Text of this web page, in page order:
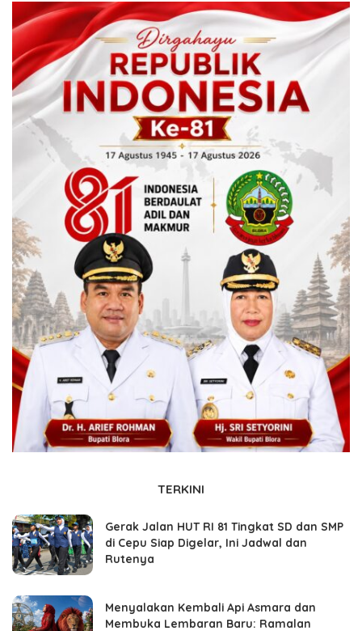
TERKINI
Gerak Jalan HUT RI 81 Tingkat SD dan SMP
di Cepu Siap Digelar, Ini Jadwal dan
Rutenya
Menyalakan Kembali Api Asmara dan
Membuka Lembaran Baru: Ramalan